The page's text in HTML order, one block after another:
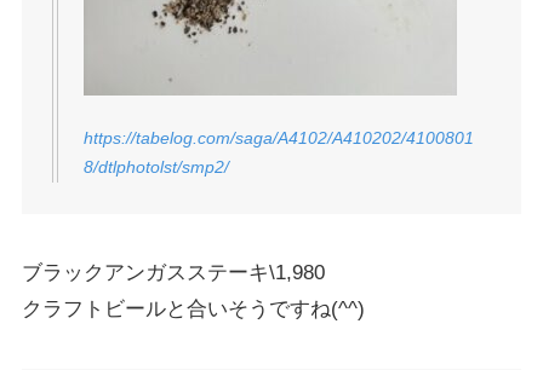
https://tabelog.com/saga/A4102/A410202/4100801
8/dtlphotolst/smp2/
ブラックアンガスステーキ\1,980
クラフトビールと合いそうですね(^^)